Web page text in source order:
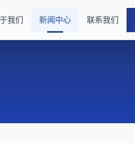
我们 新闻中心 联系我们